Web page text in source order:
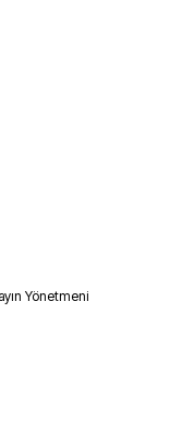
Yönetmeni